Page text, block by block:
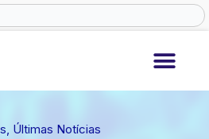
, Últimas Notícias